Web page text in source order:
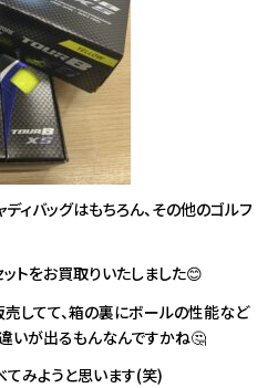
ィバッグはもちろん、その他のゴルフ
トをお買取りいたしました😊
してて、箱の裏にボールの性能など
いが出るもんなんですかね🤔
みようと思います(笑)